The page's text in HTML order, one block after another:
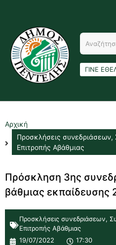
ΓΙΝΕ
Αρχική
Προσκλήσεις συνεδριάσεων,
Επιτροπής Αβάθμιας
Πρόσκληση 3ης
βάθμιας εκπαίδευσης
Προσκλήσεις συνεδριάσεων,
Επιτροπής Αβάθμιας
19/07/2022
17:30